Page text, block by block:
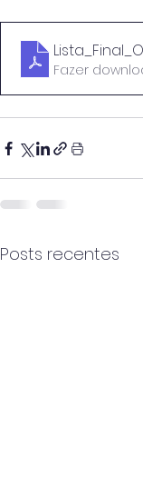
Fazer
Posts recentes